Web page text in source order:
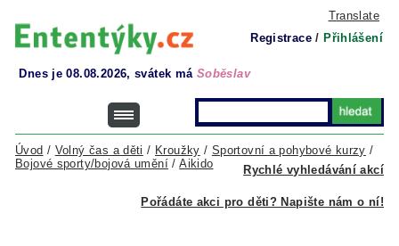
Translate
Registrace / Přihlášení
Dnes je 08.08.2026, svátek má Soběslav
Rychlé vyhledávání akcí
Úvod / Volný čas a děti / Kroužky / Sportovní a pohybové kurzy /
Bojové sporty/bojová umění/Aikido
Pořádáte akci pro děti? Napište nám o ní!